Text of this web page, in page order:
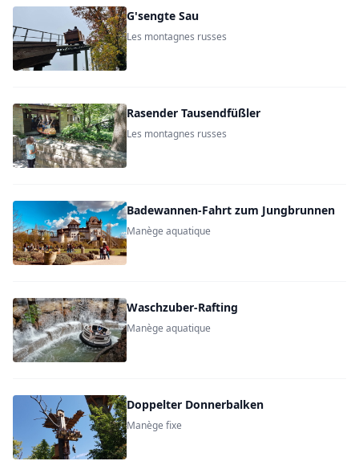
G'sengte Sau
Les montagnes russes
Rasender Tausendfüßler
Les montagnes russes
Badewannen-Fahrt zum Jungbrunnen
Manège aquatique
Waschzuber-Rafting
Manège aquatique
Doppelter Donnerbalken
Manège fixe